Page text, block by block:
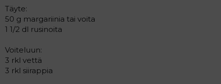
Täyte:
50 g margariinia tai voita
1 1/2 dl rusinoita
Voiteluun:
3 rkl vettä
3 rkl siirappia